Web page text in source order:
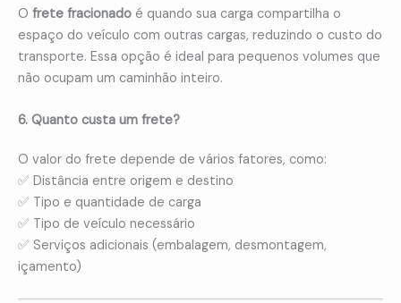
O frete fracionado é quando sua carga compartilha o
espaço do veículo com outras cargas, reduzindo o custo do
transporte. Essa opção é ideal para pequenos volumes que
não ocupam um caminhão inteiro.
6. Quanto custa um frete?
O valor do frete depende de vários fatores, como:
✅ Distância entre origem e destino
✅ Tipo e quantidade de carga
✅ Tipo de veículo necessário
✅ Serviços adicionais (embalagem, desmontagem,
içamento)